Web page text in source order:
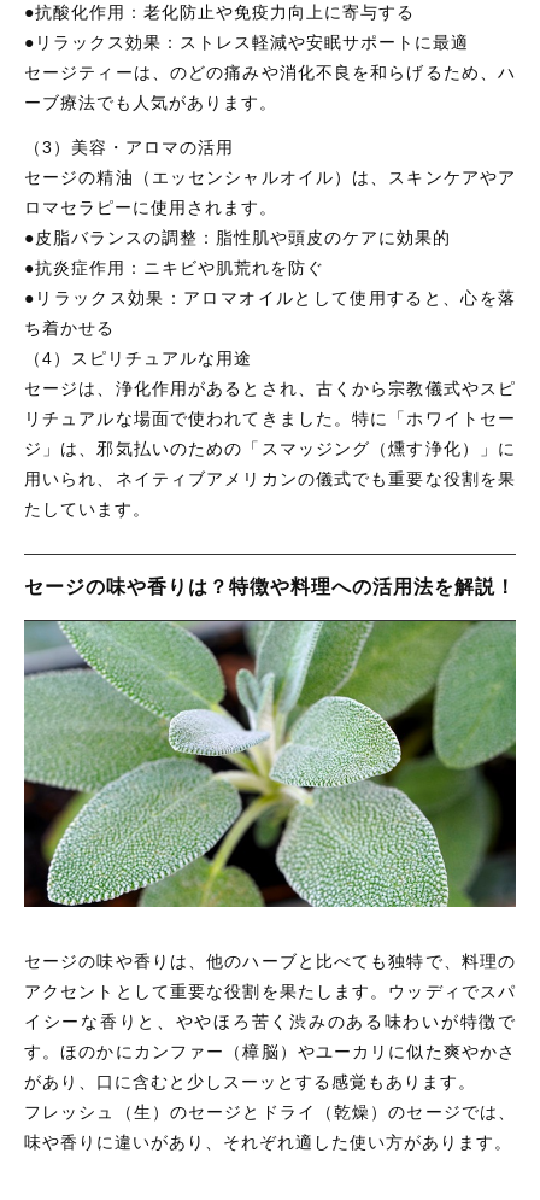
●抗酸化作用：老化防止や免疫力向上に寄与する
●リラックス効果：ストレス軽減や安眠サポートに最適
セージティーは、のどの痛みや消化不良を和らげるため、ハ
ーブ療法でも人気があります。
（3）美容・アロマの活用
セージの精油（エッセンシャルオイル）は、スキンケアやア
ロマセラピーに使用されます。
●皮脂バランスの調整：脂性肌や頭皮のケアに効果的
●抗炎症作用：ニキビや肌荒れを防ぐ
●リラックス効果：アロマオイルとして使用すると、心を落
ち着かせる
（4）スピリチュアルな用途
セージは、浄化作用があるとされ、古くから宗教儀式やスピ
リチュアルな場面で使われてきました。特に「ホワイトセー
ジ」は、邪気払いのための「スマッジング（燻す浄化）」に
用いられ、ネイティブアメリカンの儀式でも重要な役割を果
たしています。
セージの味や香りは？特徴や料理への活用法を解説！
セージの味や香りは、他のハーブと比べても独特で、料理の
アクセントとして重要な役割を果たします。ウッディでスパ
イシーな香りと、ややほろ苦く渋みのある味わいが特徴で
す。ほのかにカンファー（樟脳）やユーカリに似た爽やかさ
があり、口に含むと少しスーッとする感覚もあります。
フレッシュ（生）のセージとドライ（乾燥）のセージでは、
味や香りに違いがあり、それぞれ適した使い方があります。